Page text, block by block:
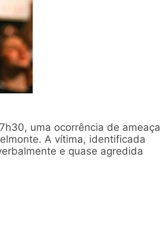
uma ocorrência de ameaça
A vítima, identificada
e quase agredida